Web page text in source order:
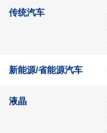
传统汽车
新能源/省能源汽车
液晶